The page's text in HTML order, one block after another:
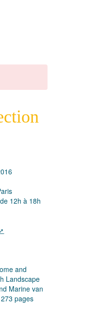
12h à 18h
and
Landscape
Marine van
pages